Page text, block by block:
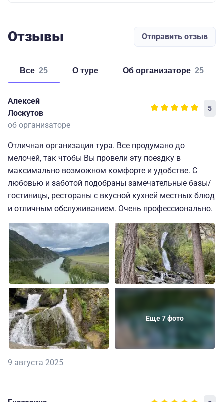
Отзывы Отправить отзыв
Все 25 о туре об организаторе 25
Алексей
Лоскутов
5
об организаторе
Отличная организация тура. Все продумано до
мелочей, так чтобы Вы провели эту поездку в
максимально возможном комфорте и удобстве. С
любовью и заботой подобраны замечательные базы/
гостиницы, рестораны с вкусной кухней местных блюд
и отличным обслуживанием. Очень профессионально.
Еще 7 фото
9 августа 2025